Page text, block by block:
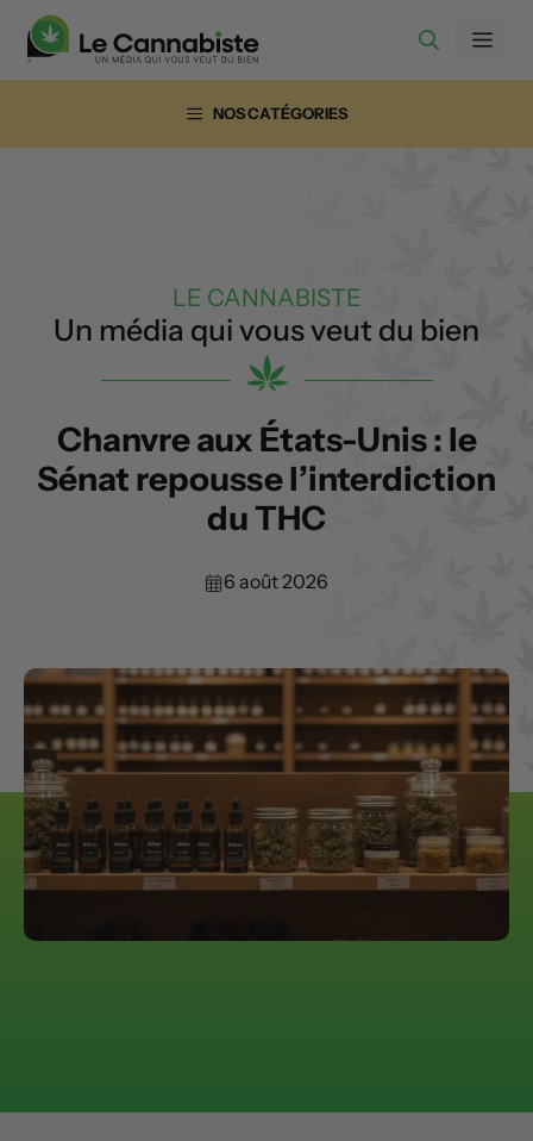
Aller
contenu
NOS CATÉGORIES
LE CANNABISTE
Un média qui vous veut du bien
Chanvre aux États-Unis : le
Sénat repousse l’interdiction
du THC
6 août 2026